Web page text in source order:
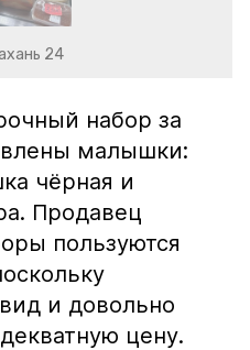
24
набор за
малышки:
чёрная и
Продавец
пользуются
и довольно
цену.